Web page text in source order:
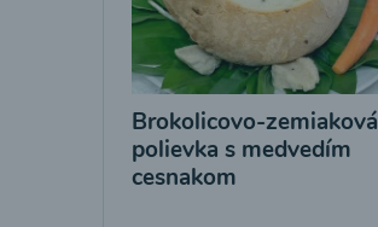
Brokolicovo-zemiaková
polievka s medvedím
cesnakom